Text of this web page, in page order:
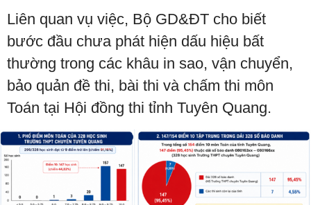
Liên quan vụ việc, Bộ GD&ĐT cho biết
bước đầu chưa phát hiện dấu hiệu bất
thường trong các khâu in sao, vận chuyển,
bảo quản đề thi, bài thi và chấm thi môn
Toán tại Hội đồng thi tỉnh Tuyên Quang.